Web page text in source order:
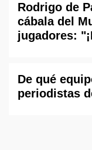
Rodrigo de
cábala del
jugadores:
De qué
periodistas